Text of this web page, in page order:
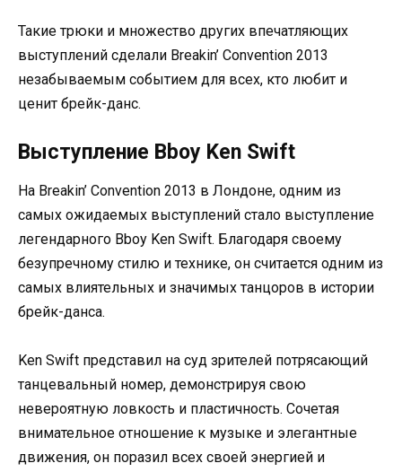
Такие трюки и множество других впечатляющих
выступлений сделали Breakin’ Convention 2013
незабываемым событием для всех, кто любит и
ценит брейк-данс.
Выступление Bboy Ken Swift
На Breakin’ Convention 2013 в Лондоне, одним из
самых ожидаемых выступлений стало выступление
легендарного Bboy Ken Swift. Благодаря своему
безупречному стилю и технике, он считается одним из
самых влиятельных и значимых танцоров в истории
брейк-данса.
Ken Swift представил на суд зрителей потрясающий
танцевальный номер, демонстрируя свою
невероятную ловкость и пластичность. Сочетая
внимательное отношение к музыке и элегантные
движения, он поразил всех своей энергией и